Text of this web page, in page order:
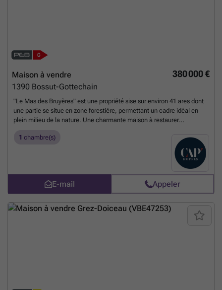
380 000 €
Maison à vendre
1390 Bossut-Gottechain
"Le Mas des Bruyères" est une propriété sise sur environ 41 ares dont
une partie se situe en zone forestière, permettant un cadre idéal en
plein milieu de la nature. Une charmante maison à restaurer
d’une rénovation à votre goût, qu’une reconstruction tout en
bénéficiant de la TVA à 6%. Entre les villages de Pécrot et Bossut, cet
ensemble propose un emplacement privilégié pour concrétiser vos
projets immobiliers dans un réel écrin de verdure, tout en restant
proche des axes (N25, E40 et E 411), des commerces et des écoles.
Opportunité rare à saisir !
1 chambre(s)
E-mail Appeler